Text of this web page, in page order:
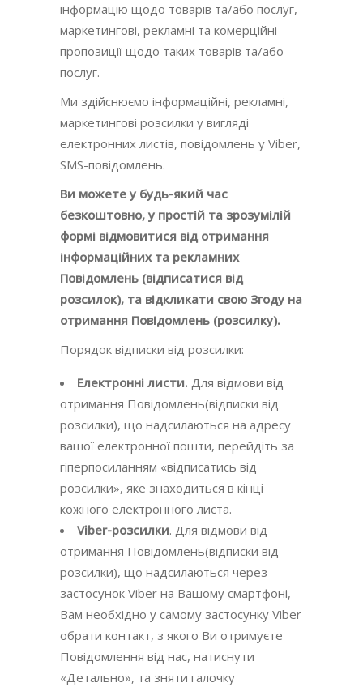
інформацію щодо товарів та/або послуг,
маркетингові, рекламні та комерційні
пропозиції щодо таких товарів та/або
послуг.
Ми здійснюємо інформаційні, рекламні,
маркетингові розсилки у вигляді
електронних листів, повідомлень у Viber,
SMS-повідомлень.
Ви можете у будь-який час
безкоштовно, у простій та зрозумілій
формі відмовитися від отримання
інформаційних та рекламних
Повідомлень (відписатися від
розсилок), та відкликати свою Згоду на
отримання Повідомлень (розсилку).
Порядок відписки від розсилки:
Електронні листи. Для відмови від
отримання Повідомлень(відписки від
розсилки), що надсилаються на адресу
вашої електронної пошти, перейдіть за
гіперпосиланням «відписатись від
розсилки», яке знаходиться в кінці
кожного електронного листа.
Viber-розсилки. Для відмови від
отримання Повідомлень(відписки від
розсилки), що надсилаються через
застосунок Viber на Вашому смартфоні,
Вам необхідно у самому застосунку Viber
обрати контакт, з якого Ви отримуєте
Повідомлення від нас, натиснути
«Детально», та зняти галочку